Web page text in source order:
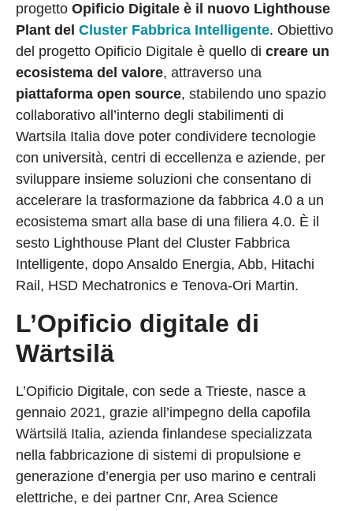
progetto Opificio Digitale è il nuovo Lighthouse
Plant del Cluster Fabbrica Intelligente. Obiettivo
del progetto Opificio Digitale è quello di creare un
ecosistema del valore, attraverso una
piattaforma open source, stabilendo uno spazio
collaborativo all’interno degli stabilimenti di
Wartsila Italia dove poter condividere tecnologie
con università, centri di eccellenza e aziende, per
sviluppare insieme soluzioni che consentano di
accelerare la trasformazione da fabbrica 4.0 a un
ecosistema smart alla base di una filiera 4.0. È il
sesto Lighthouse Plant del Cluster Fabbrica
Intelligente, dopo Ansaldo Energia, Abb, Hitachi
Rail, HSD Mechatronics e Tenova-Ori Martin.
L’Opificio digitale di
Wärtsilä
L’Opificio Digitale, con sede a Trieste, nasce a
gennaio 2021, grazie all’impegno della capofila
Wärtsilä Italia, azienda finlandese specializzata
nella fabbricazione di sistemi di propulsione e
generazione d’energia per uso marino e centrali
elettriche, e dei partner Cnr, Area Science